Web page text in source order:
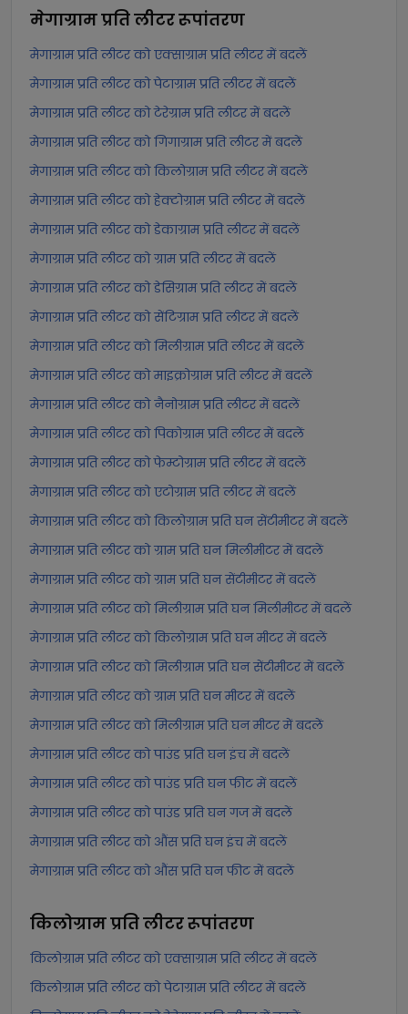
मेगाग्राम प्रति लीटररूपांतरण
मेगाग्राम प्रति लीटर को एक्साग्राम प्रति लीटर में बदलें
मेगाग्राम प्रति लीटर को पेटाग्राम प्रति लीटर में बदलें
मेगाग्राम प्रति लीटर को टेरेग्राम प्रति लीटर में बदलें
मेगाग्राम प्रति लीटर को गिगाग्राम प्रति लीटर में बदलें
मेगाग्राम प्रति लीटर को किलोग्राम प्रति लीटर में बदलें
मेगाग्राम प्रति लीटर को हेक्टोग्राम प्रति लीटर में बदलें
मेगाग्राम प्रति लीटर को डेकाग्राम प्रति लीटर में बदलें
मेगाग्राम प्रति लीटर को ग्राम प्रति लीटर में बदलें
मेगाग्राम प्रति लीटर को डेसिग्राम प्रति लीटर में बदलें
मेगाग्राम प्रति लीटर को सेंटिग्राम प्रति लीटर में बदलें
मेगाग्राम प्रति लीटर को मिलीग्राम प्रति लीटर में बदलें
मेगाग्राम प्रति लीटर को माइक्रोग्राम प्रति लीटर में बदलें
मेगाग्राम प्रति लीटर को नैनोग्राम प्रति लीटर में बदलें
मेगाग्राम प्रति लीटर को पिकोग्राम प्रति लीटर में बदलें
मेगाग्राम प्रति लीटर को फेम्टोग्राम प्रति लीटर में बदलें
मेगाग्राम प्रति लीटर को एटोग्राम प्रति लीटर में बदलें
मेगाग्राम प्रति लीटर को किलोग्राम प्रति घन सेंटीमीटर में बदलें
मेगाग्राम प्रति लीटर को ग्राम प्रति घन मिलीमीटर में बदलें
मेगाग्राम प्रति लीटर को ग्राम प्रति घन सेंटीमीटर में बदलें
मेगाग्राम प्रति लीटर को मिलीग्राम प्रति घन मिलीमीटर में बदलें
मेगाग्राम प्रति लीटर को किलोग्राम प्रति घन मीटर में बदलें
मेगाग्राम प्रति लीटर को मिलीग्राम प्रति घन सेंटीमीटर में बदलें
मेगाग्राम प्रति लीटर को ग्राम प्रति घन मीटर में बदलें
मेगाग्राम प्रति लीटर को मिलीग्राम प्रति घन मीटर में बदलें
मेगाग्राम प्रति लीटर को पाउंड प्रति घन इंच में बदलें
मेगाग्राम प्रति लीटर को पाउंड प्रति घन फीट में बदलें
मेगाग्राम प्रति लीटर को पाउंड प्रति घन गज में बदलें
मेगाग्राम प्रति लीटर को औंस प्रति घन इंच में बदलें
मेगाग्राम प्रति लीटर को औंस प्रति घन फीट में बदलें
किलोग्राम प्रति लीटररूपांतरण
किलोग्राम प्रति लीटर को एक्साग्राम प्रति लीटर में बदलें
किलोग्राम प्रति लीटर को पेटाग्राम प्रति लीटर में बदलें